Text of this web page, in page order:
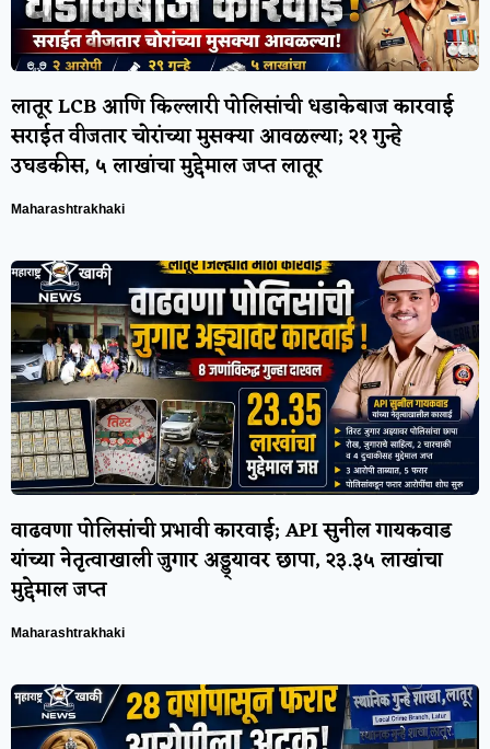
लातूर LCB आणि किल्लारी पोलिसांची धडाकेबाज कारवाई
सराईत वीजतार चोरांच्या मुसक्या आवळल्या; २१ गुन्हे
उघडकीस, ५ लाखांचा मुद्देमाल जप्त लातूर
Maharashtrakhaki
वाढवणा पोलिसांची प्रभावी कारवाई; API सुनील गायकवाड
यांच्या नेतृत्वाखाली जुगार अड्ड्यावर छापा, २३.३५ लाखांचा
मुद्देमाल जप्त
Maharashtrakhaki